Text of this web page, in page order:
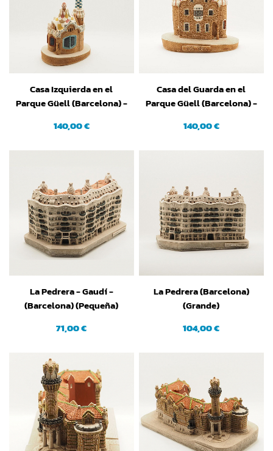
Casa Izquierda en el
Parque Güell (Barcelona) -
140,00 €
Casa del Guarda en el
Parque Güell (Barcelona) -
140,00 €
La Pedrera - Gaudí -
(Barcelona) (Pequeña)
71,00 €
La Pedrera (Barcelona)
(Grande)
104,00 €